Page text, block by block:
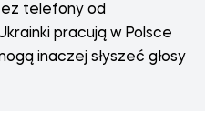
telefony od
pracują w Polsce
inaczej słyszeć głosy